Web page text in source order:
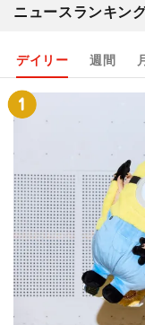
ニュースランキン
デイリー 週間